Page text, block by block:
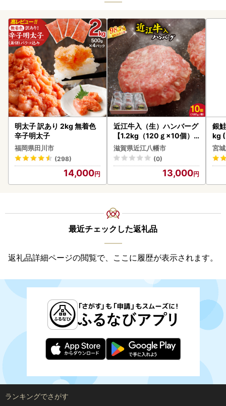
明太子 訳あり 2kg 無着色
辛子明太子
福岡県田川市
(298)
14,000
近江牛入（生）ハンバーグ
【1.2kg（120ｇ×10個）
】【AG09W】
滋賀県近江八幡市
(0)
13,000
銀
kg
宮
最近チェックした返礼品
返礼品詳細ページの閲覧で、ここに履歴が表示されます。
ランキングでさがす